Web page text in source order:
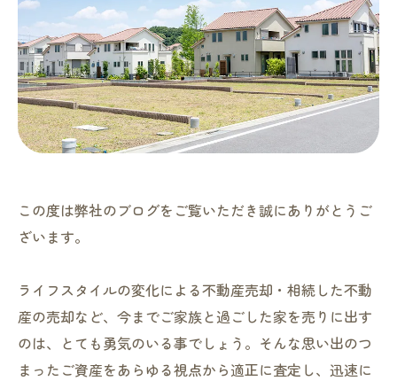
この度は弊社のブログをご覧いただき誠にありがとうご
ざいます。
ライフスタイルの変化による不動産売却・相続した不動
産の売却など、今までご家族と過ごした家を売りに出す
のは、とても勇気のいる事でしょう。そんな思い出のつ
まったご資産をあらゆる視点から適正に査定し、迅速に